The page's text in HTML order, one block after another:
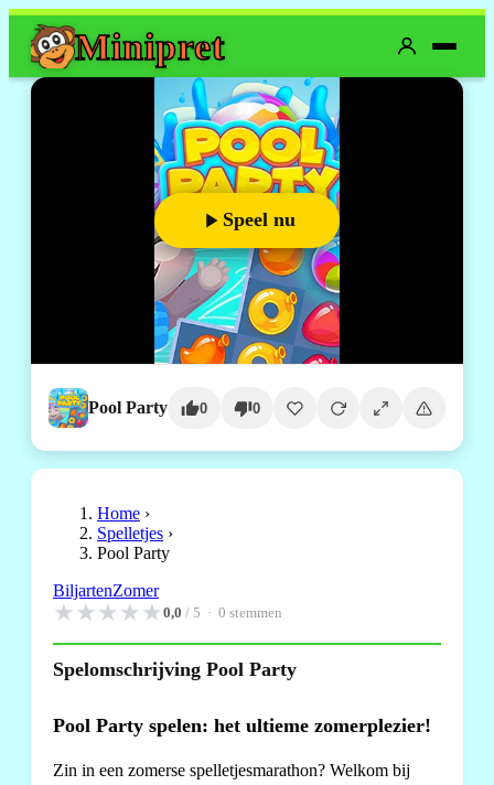
Minipret
Speel nu
Pool Party 0 0
Home ›
Spelletjes ›
Pool Party
BiljartenZomer
★★★★★0,0 / 5 · 0 stemmen
Spelomschrijving Pool Party
Pool Party spelen: het ultieme zomerplezier!
Zin in een zomerse spelletjesmarathon? Welkom bij